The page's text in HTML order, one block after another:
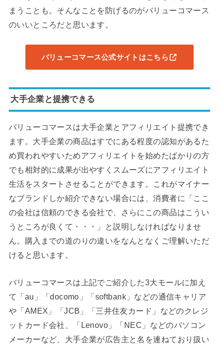
まうことも。そんなことを防げるのがバリューコマース
のいいところだと思います。
バリューコマース公式サイトはこちら
大手企業と提携できる
バリューコマースは大手企業とアフィリエイト提携でき
ます。大手企業の商品はすでにある程度の認知があるた
め買われやすいためアフィリエイトを始めたばかりの方
でも相対的に成果が出やすくスムーズにアフィリエイト
生活をスタートさせることができます。これがマイナー
なブランドしか紹介できない場合には、消費者に「ここ
の会社は信頼のできる会社で、さらにこの商品はこうい
うところが良くて・・・」と説明しなければなりませ
ん。購入までの道のりの違いをなんとなくご理解いただ
けると思います。
バリューコマースは上記でご紹介した3大モールに加え
て「au」「docomo」「softbank」などの通信キャリア
や「AMEX」「JCB」「三井住友カード」などのクレジ
ットカード会社、「Lenovo」「NEC」などのパソコン
メーカーなど、大手企業が広告主と名を連ねており扱い